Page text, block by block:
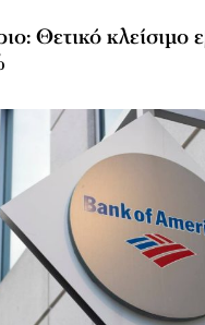
Θετικό κλείσιμο